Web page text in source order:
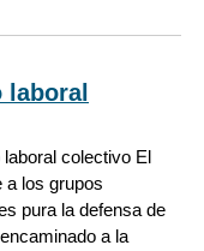
laboral
colectivo El
a los grupos
pura la defensa de
a la